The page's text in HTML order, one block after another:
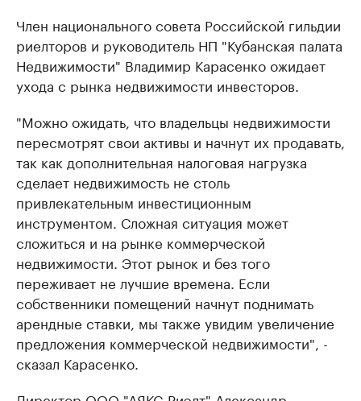
Член национального совета Российской гильдии
риелторов и руководитель НП "Кубанская палата
Недвижимости" Владимир Карасенко ожидает
ухода с рынка недвижимости инвесторов.
"Можно ожидать, что владельцы недвижимости
пересмотрят свои активы и начнут их продавать,
так как дополнительная налоговая нагрузка
сделает недвижимость не столь
привлекательным инвестиционным
инструментом. Сложная ситуация может
сложиться и на рынке коммерческой
недвижимости. Этот рынок и без того
переживает не лучшие времена. Если
собственники помещений начнут поднимать
арендные ставки, мы также увидим увеличение
предложения коммерческой недвижимости", -
сказал Карасенко.